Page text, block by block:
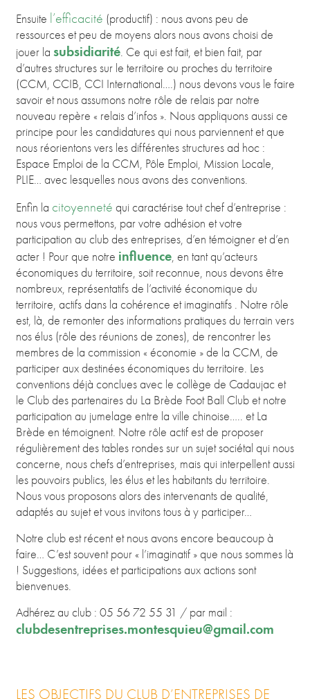
Ensuite l’efficacité (productif) : nous avons peu de
ressources et peu de moyens alors nous avons choisi de
jouer la subsidiarité. Ce qui est fait, et bien fait, par
d’autres structures sur le territoire ou proches du territoire
(CCM, CCIB, CCI International….) nous devons vous le faire
savoir et nous assumons notre rôle de relais par notre
nouveau repère « relais d’infos ». Nous appliquons aussi ce
principe pour les candidatures qui nous parviennent et que
nous réorientons vers les différentes structures ad hoc :
Espace Emploi de la CCM, Pôle Emploi, Mission Locale,
PLIE… avec lesquelles nous avons des conventions.
Enfin la citoyenneté qui caractérise tout chef d’entreprise :
nous vous permettons, par votre adhésion et votre
participation au club des entreprises, d’en témoigner et d’en
acter ! Pour que notre influence, en tant qu’acteurs
économiques du territoire, soit reconnue, nous devons être
nombreux, représentatifs de l’activité économique du
territoire, actifs dans la cohérence et imaginatifs . Notre rôle
est, là, de remonter des informations pratiques du terrain vers
nos élus (rôle des réunions de zones), de rencontrer les
membres de la commission « économie » de la CCM, de
participer aux destinées économiques du territoire. Les
conventions déjà conclues avec le collège de Cadaujac et
le Club des partenaires du La Brède Foot Ball Club et notre
participation au jumelage entre la ville chinoise….. et La
Brède en témoignent. Notre rôle actif est de proposer
régulièrement des tables rondes sur un sujet sociétal qui nous
concerne, nous chefs d’entreprises, mais qui interpellent aussi
les pouvoirs publics, les élus et les habitants du territoire.
Nous vous proposons alors des intervenants de qualité,
adaptés au sujet et vous invitons tous à y participer…
Notre club est récent et nous avons encore beaucoup à
faire… C’est souvent pour « l’imaginatif » que nous sommes là
! Suggestions, idées et participations aux actions sont
bienvenues.
Adhérez au club : 05 56 72 55 31 / par mail :
clubdesentreprises.montesquieu@gmail.com
LES OBJECTIFS DU CLUB D’ENTREPRISES DE